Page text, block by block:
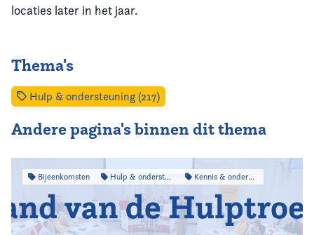
locaties later in het jaar.
Thema's
Hulp & ondersteuning (217)
Andere pagina's binnen dit thema
Bijeenkomsten Hulp & ondersteuning Kennis & onderzoek